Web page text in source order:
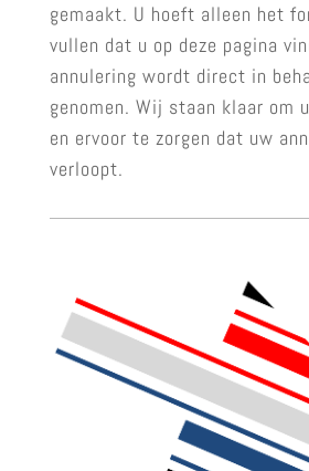
gemaakt. U hoeft alleen het
vullen dat u op deze pagina
annulering wordt direct in
genomen. Wij staan klaar om
en ervoor te zorgen dat uw
verloopt.